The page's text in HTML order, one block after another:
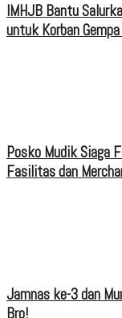
IMHJB Bantu
untuk Korban
Posko Mudik Siaga
Fasilitas dan
Jamnas ke-3 dan
Bro!